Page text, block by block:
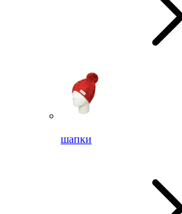
шапки